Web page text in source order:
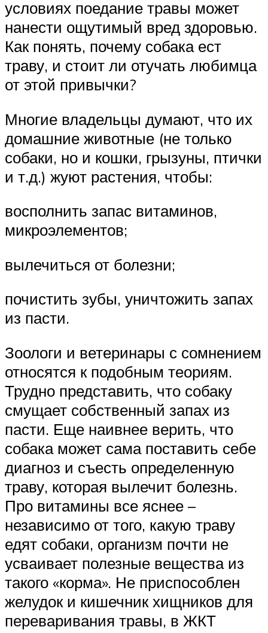
условиях поедание травы может
нанести ощутимый вред здоровью.
Как понять, почему собака ест
траву, и стоит ли отучать любимца
от этой привычки?
Многие владельцы думают, что их
домашние животные (не только
собаки, но и кошки, грызуны, птички
и т.д.) жуют растения, чтобы:
восполнить запас витаминов,
микроэлементов;
вылечиться от болезни;
почистить зубы, уничтожить запах
из пасти.
Зоологи и ветеринары с сомнением
относятся к подобным теориям.
Трудно представить, что собаку
смущает собственный запах из
пасти. Еще наивнее верить, что
собака может сама поставить себе
диагноз и съесть определенную
траву, которая вылечит болезнь.
Про витамины все яснее –
независимо от того, какую траву
едят собаки, организм почти не
усваивает полезные вещества из
такого «корма». Не приспособлен
желудок и кишечник хищников для
переваривания травы, в ЖКТ